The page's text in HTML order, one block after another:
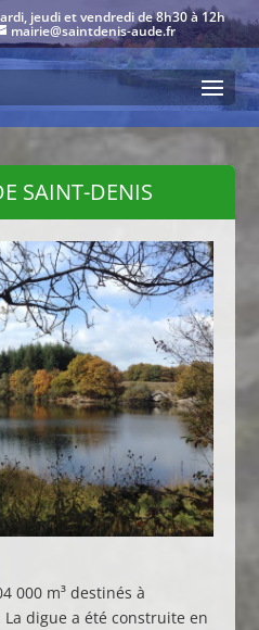
jeudi et vendredi de 8h30 à 12h
mairie@saintdenis-aude.fr
SAINT-DENIS
000 m³ destinés à
digue a été construite en